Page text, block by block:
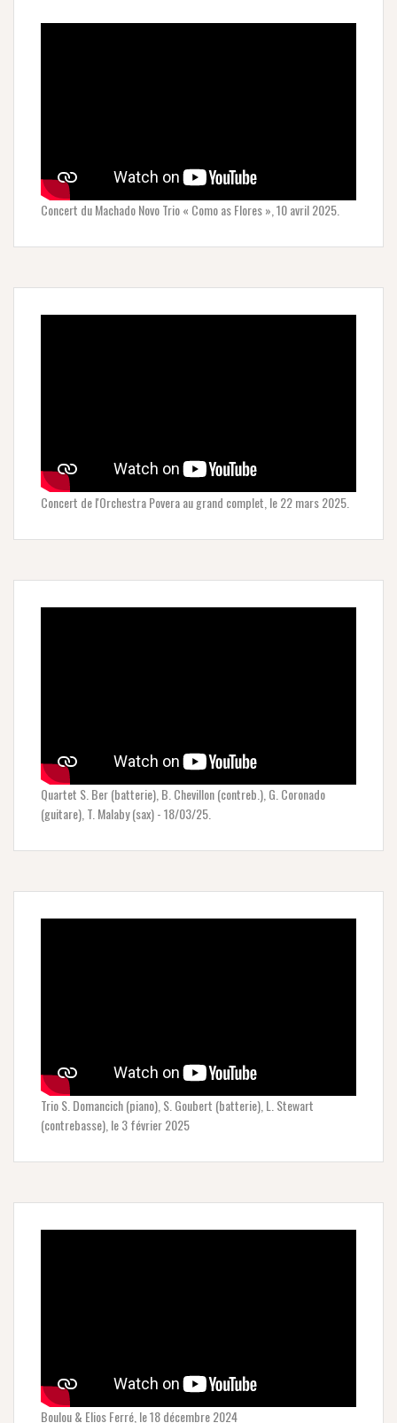
Concert du Machado Novo Trio « Como as Flores », 10 avril 2025.
Concert de l'Orchestra Povera au grand complet, le 22 mars 2025.
Quartet S. Ber (batterie), B. Chevillon (contreb.), G. Coronado
(guitare), T. Malaby (sax) - 18/03/25.
Trio S. Domancich (piano), S. Goubert (batterie), L. Stewart
(contrebasse), le 3 février 2025
Boulou & Elios Ferré, le 18 décembre 2024